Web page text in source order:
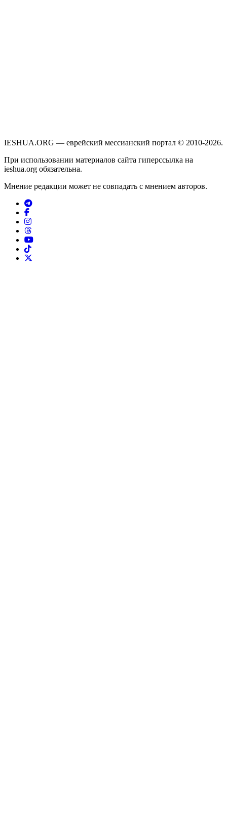
IESHUA.ORG — еврейский мессианский портал © 2010-2026.
При использовании материалов сайта гиперссылка на
ieshua.org обязательна.
Мнение редакции может не совпадать с мнением авторов.